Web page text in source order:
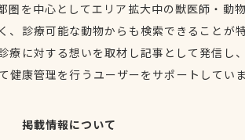
圏を中心としてエリア拡大中の獣医師・動
、診療可能な動物からも検索できることが
療に対する想いを取材し記事として発信し
健康管理を行うユーザーをサポートしてい
掲載情報について